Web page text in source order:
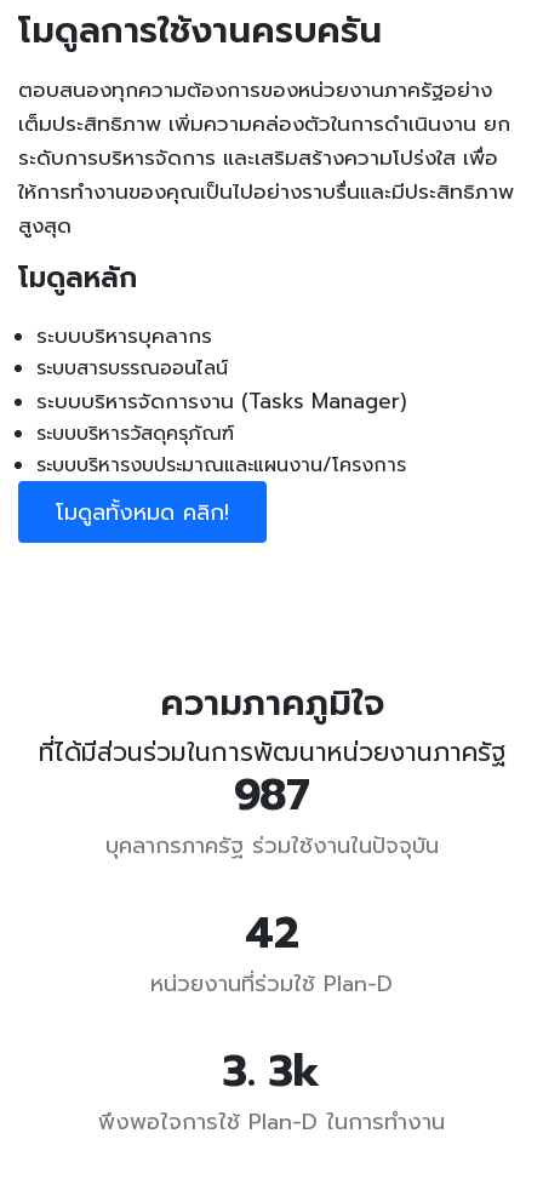
โมดูลการใช้งานครบครัน
ตอบสนองทุกความต้องการของหน่วยงานภาครัฐอย่าง
เต็มประสิทธิภาพ เพิ่มความคล่องตัวในการดำเนินงาน ยก
ระดับการบริหารจัดการ และเสริมสร้างความโปร่งใส เพื่อ
ให้การทำงานของคุณเป็นไปอย่างราบรื่นและมีประสิทธิภาพ
สูงสุด
โมดูลหลัก
ระบบบริหารบุคลากร
ระบบสารบรรณออนไลน์
ระบบบริหารจัดการงาน (Tasks Manager)
ระบบบริหารวัสดุครุภัณฑ์
ระบบบริหารงบประมาณและแผนงาน/โครงการ
โมดูลทั้งหมด คลิก!
ความภาคภูมิใจ
ที่ได้มีส่วนร่วมในการพัฒนาหน่วยงานภาครัฐ
1337
บุคลากรภาครัฐ ร่วมใช้งานในปัจจุบัน
57
หน่วยงานที่ร่วมใช้ Plan-D
3. 4k
พึงพอใจการใช้ Plan-D ในการทำงาน